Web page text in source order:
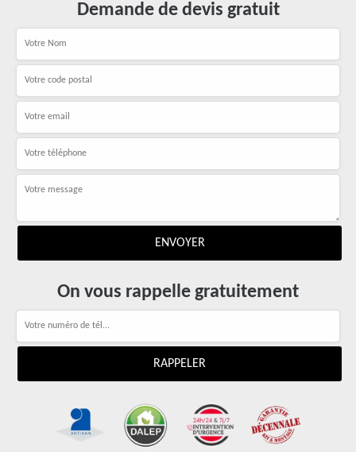
Demande de devis gratuit
On vous rappelle gratuitement